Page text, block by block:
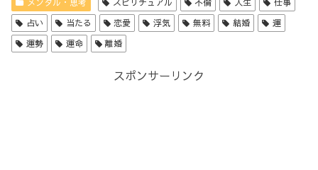
占い
当たる 恋愛 浮気 無料 結婚
運
運勢
運命 離婚
スポンサーリンク